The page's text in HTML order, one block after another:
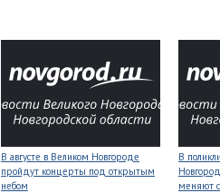
В августе в Великом Новгороде
пройдут концерты под открытым
небом
В
меняют